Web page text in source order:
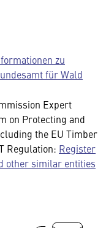
zu
für Wald
Expert
on Protecting and
the EU Timber
Regulation: Register
other similar entities